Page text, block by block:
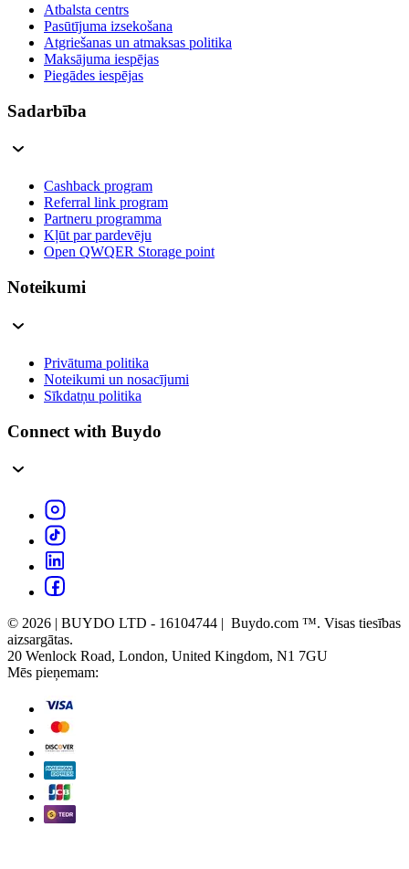
Atbalsta centrs
Pasūtījuma izsekošana
Atgriešanas un atmaksas politika
Maksājuma iespējas
Piegādes iespējas
Sadarbība
Cashback program
Referral link program
Partneru programma
Kļūt par pardevēju
Open QWQER Storage point
Noteikumi
Privātuma politika
Noteikumi un nosacījumi
Sīkdatņu politika
Connect with Buydo
© 2026 | BUYDO LTD - 16104744 | Buydo.com ™. Visas tiesības
aizsargātas.
20 Wenlock Road, London, United Kingdom, N1 7GU
Mēs pieņemam: